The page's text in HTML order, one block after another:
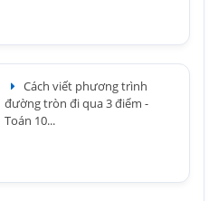
Cách viết phương trình
đường tròn đi qua 3 điểm -
Toán 10...